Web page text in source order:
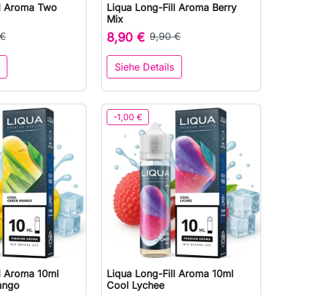
Aroma Two
 Vorschau
Liqua Long-Fill Aroma Berry
Mix
8,90 € 9,90 €
Siehe Details
10ml
-1,00 €
 Vorschau
Liqua Long-Fill Aroma 10ml
Cool Lychee